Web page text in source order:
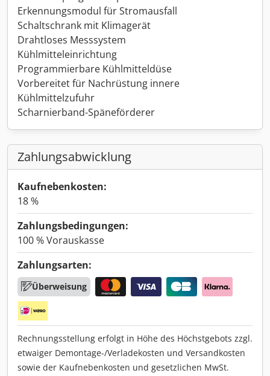
Erkennungsmodul für Stromausfall
Schaltschrank mit Klimagerät
Drahtloses Messsystem
Kühlmitteleinrichtung
Programmierbare Kühlmitteldüse
Vorbereitet für Nachrüstung innere
Kühlmittelzufuhr
Scharnierband-Späneförderer
Zahlungsabwicklung
Kaufnebenkosten:
18 %
Zahlungsbedingungen:
100 % Vorauskasse
Zahlungsarten:
Überweisung
Rechnungsstellung erfolgt in Höhe des Höchstgebots zzgl.
etwaiger Demontage-/Verladekosten und Versandkosten
sowie der Kaufnebenkosten und gesetzlichen MwSt.